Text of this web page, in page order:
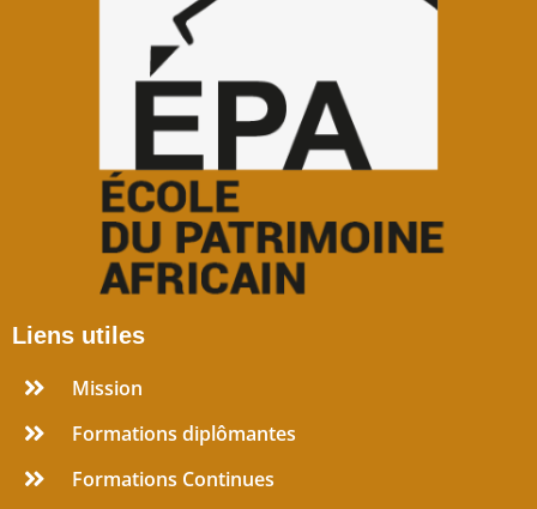
Liens utiles
Mission
Formations diplômantes
Formations Continues